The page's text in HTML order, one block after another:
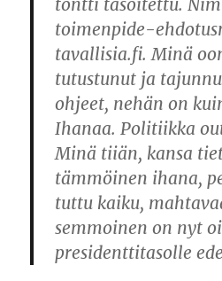
toimenpide-
tavallisia.fi. Minä
tutustunut ja
ohjeet, nehän on
Ihanaa. Politiikka
Minä tiiän, kansa
tämmöinen ihana,
tuttu kaiku,
semmoinen on nyt
presidenttitasolle